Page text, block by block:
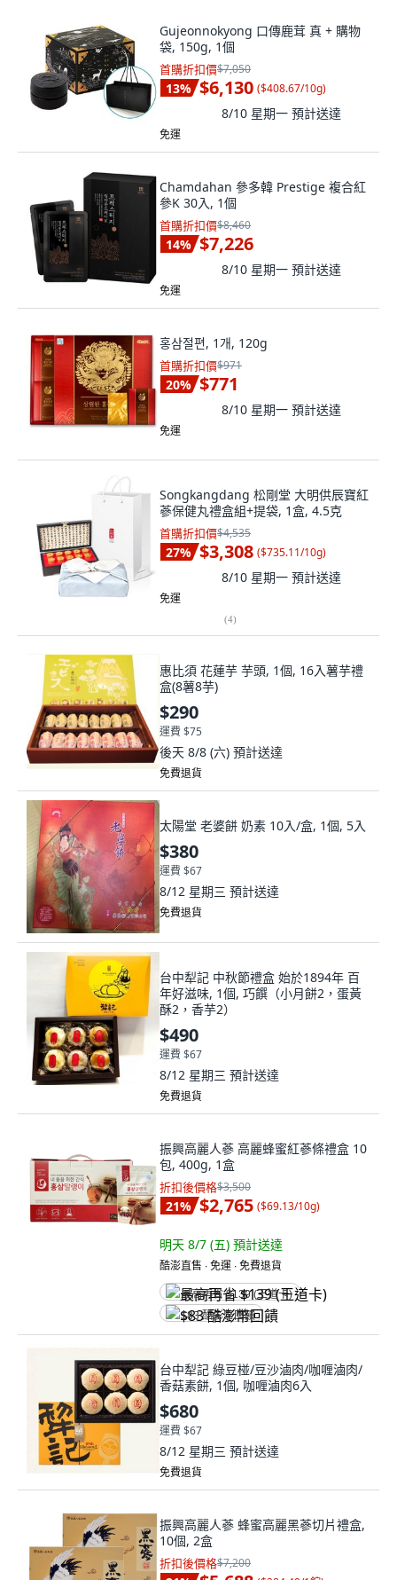
Gujeonnokyong 口傳鹿茸 真 + 購物
袋, 150g, 1個
首購折扣價$7,050
13% $6,130 ($408.67/10g)
8/10 星期一 預計送達
免運
Chamdahan 參多韓 Prestige 複合紅
參K 30入, 1個
首購折扣價$8,460
14% $7,226
8/10 星期一 預計送達
免運
홍삼절편, 1개, 120g
首購折扣價$971
20% $771
8/10 星期一 預計送達
免運
Songkangdang 松剛堂 大明供辰寶紅
蔘保健丸禮盒組+提袋, 1盒, 4.5克
首購折扣價$4,535
27% $3,308 ($735.11/10g)
8/10 星期一 預計送達
免運
(4)
惠比須 花蓮芋 芋頭, 1個, 16入薯芋禮
盒(8薯8芋)
$290
運費 $75
後天 8/8 (六) 預計送達
免費退貨
太陽堂 老婆餅 奶素 10入/盒, 1個, 5入
$380
運費 $67
8/12 星期三 預計送達
免費退貨
台中犁記 中秋節禮盒 始於1894年 百
年好滋味, 1個, 巧饌（小月餅2，蛋黃
酥2，香芋2）
$490
運費 $67
8/12 星期三 預計送達
免費退貨
振興高麗人蔘 高麗蜂蜜紅蔘條禮盒 10
包, 400g, 1盒
折扣後價格$3,500
21% $2,765 ($69.13/10g)
明天 8/7 (五) 預計送達
酷澎直售 ∙ 免運 ∙ 免費退貨
最高再省 $139 (王道卡)
$83 酷澎幣回饋
台中犁記 綠豆椪/豆沙滷肉/咖喱滷肉/
香菇素餅, 1個, 咖喱滷肉6入
$680
運費 $67
8/12 星期三 預計送達
免費退貨
振興高麗人蔘 蜂蜜高麗黑蔘切片禮盒,
10個, 2盒
折扣後價格$7,200